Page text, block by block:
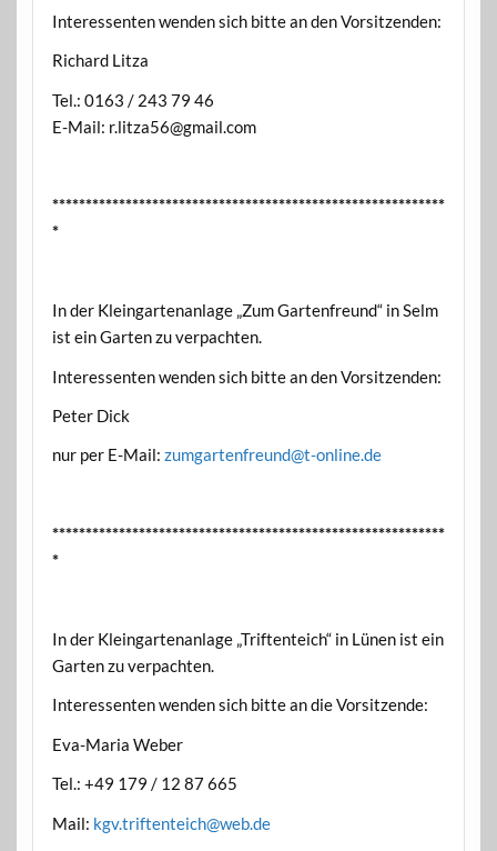
Interessenten wenden sich bitte an den Vorsitzenden:
Richard Litza
Tel.: 0163 / 243 79 46
E-Mail: r.litza56@gmail.com
***********************************************************
*
In der Kleingartenanlage „Zum Gartenfreund“ in Selm
ist ein Garten zu verpachten.
Interessenten wenden sich bitte an den Vorsitzenden:
Peter Dick
nur per E-Mail: zumgartenfreund@t-online.de
***********************************************************
*
In der Kleingartenanlage „Triftenteich“ in Lünen ist ein
Garten zu verpachten.
Interessenten wenden sich bitte an die Vorsitzende:
Eva-Maria Weber
Tel.: +49 179 / 12 87 665
Mail: kgv.triftenteich@web.de